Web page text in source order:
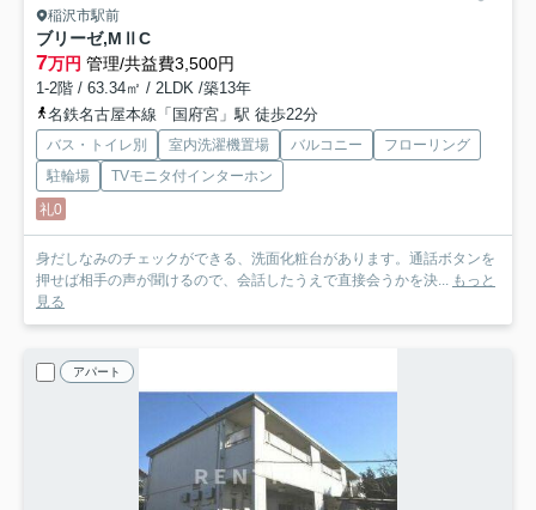
稲沢市駅前
ブリーゼ,MⅡ C
7万円 管理/共益費3,500円
1-2階 / 63.34㎡ / 2LDK /築13年
名鉄名古屋本線「国府宮」駅 徒歩22分
バス・トイレ別 室内洗濯機置場 バルコニー
フローリング
駐輪場
TVモニタ付インターホン
礼0
身だしなみのチェックができる、洗面化粧台があります。通話ボタンを
押せば相手の声が聞けるので、会話したうえで直接会うかを決... もっと
見る
アパート